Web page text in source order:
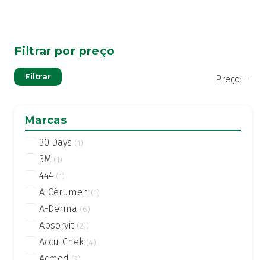
Filtrar por preço
Filtrar Preço: —
Marcas
30 Days (1)
3M (1)
444 (1)
A-Cérumen (1)
A-Derma (6)
Absorvit (21)
Accu-Chek (4)